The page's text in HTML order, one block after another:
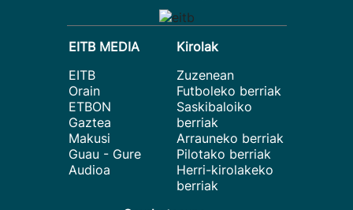
EITB MEDIA
EITB
Orain
ETBON
Gaztea
Makusi
Guau - Gure
Audioa
Kirolak
Zuzenean
Futboleko berriak
Saskibaloiko
berriak
Arrauneko berriak
Pilotako berriak
Herri-kirolakeko
berriak